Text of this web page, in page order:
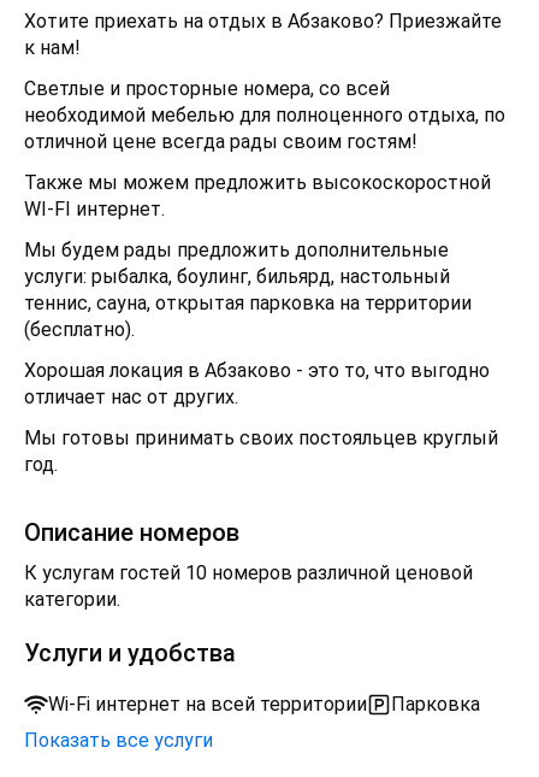
Хотите приехать на отдых в Абзаково? Приезжайте
к нам!
Светлые и просторные номера, со всей
необходимой мебелью для полноценного отдыха, по
отличной цене всегда рады своим гостям!
Также мы можем предложить высокоскоростной
WI-FI интернет.
Мы будем рады предложить дополнительные
услуги: рыбалка, боулинг, бильярд, настольный
теннис, сауна, открытая парковка на территории
(бесплатно).
Хорошая локация в Абзаково - это то, что выгодно
отличает нас от других.
Мы готовы принимать своих постояльцев круглый
год.
Описание номеров
К услугам гостей 10 номеров различной ценовой
категории.
Услуги и удобства
Wi-Fi интернет на всей территории
Парковка
Показать все услуги